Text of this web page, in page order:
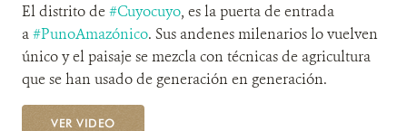
El distrito de#Cuyocuyo, es la puerta de entrada
a#PunoAmazónico. Sus andenes milenarios lo vuelven
único y el paisaje se mezcla con técnicas de agricultura
que se han usado de generación en generación.
VER VIDEO